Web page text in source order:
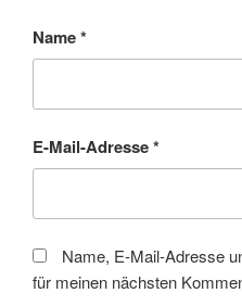
Name*
E-Mail-Adresse*
Name, E-Mail-Adresse
für meinen nächsten